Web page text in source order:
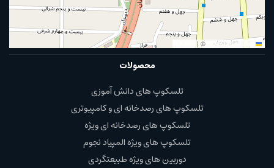
| © OpenStreetMap
محصولات
تلسکوپ های دانش آموزی
تلسکوپ های رصدخانه ای و کامپیوتری
تلسکوپ های رصدخانه ای ویژه
تلسکوپ های ویژه المپیاد نجوم
دوربین های ویژه طبیعتگردی